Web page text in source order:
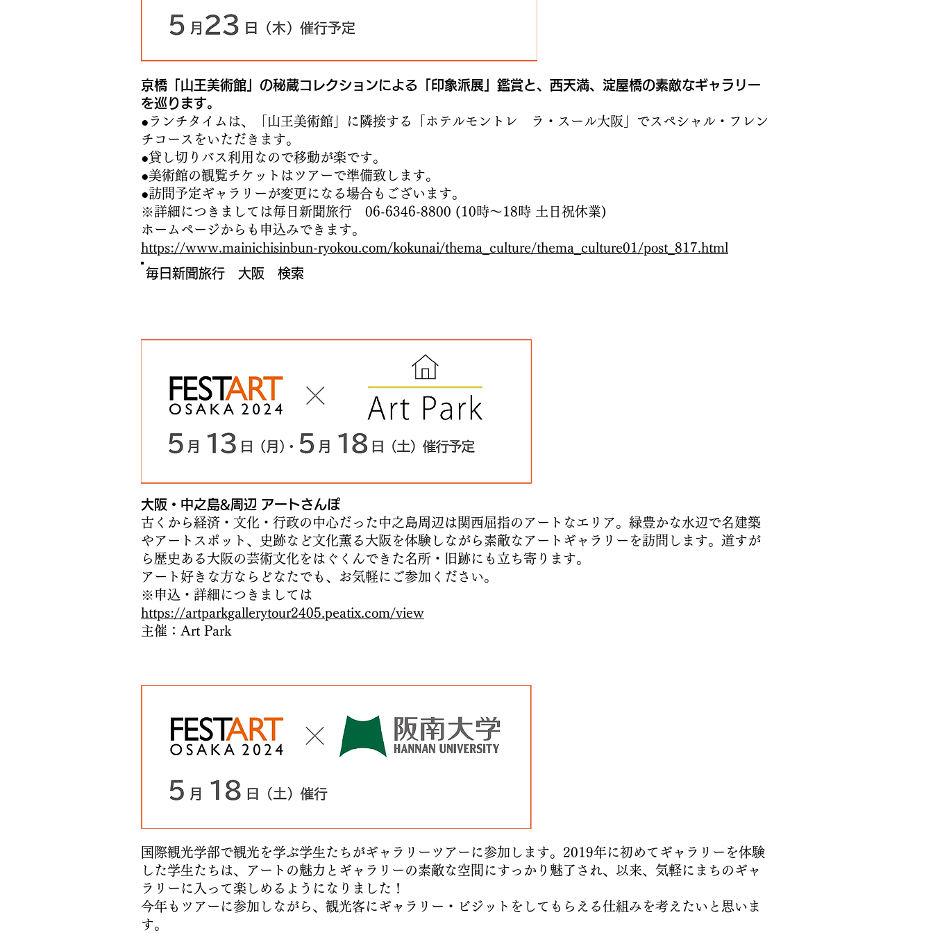
京橋「山王美術館」の秘蔵コレクションによる「印象派展」鑑賞と、西天満、淀屋橋の素敵なギャラリー
を巡ります。
●ランチタイムは、「山王美術館」に隣接する「ホテルモントレ ラ・スール大阪」でスペシャル・フレン
チコースをいただきます。
●貸し切りバス利用なので移動が楽です。
●美術館の観覧チケットはツアーで準備致します。
●訪問予定ギャラリーが変更になる場合もございます。
※詳細につきましては毎日新聞旅行 06-6346-8800 (10時～18時 土日祝休業)
ホームページからも申込みできます。
https://www.mainichisinbun-ryokou.com/kokunai/thema_culture/thema_culture01/post_817.html
毎日新聞旅行 大阪 検索
大阪・中之島&周辺 アートさんぽ
古くから経済・文化・行政の中心だった中之島周辺は関西屈指のアートなエリア。緑豊かな水辺で名建築
やアートスポット、史跡など文化薫る大阪を体験しながら素敵なアートギャラリーを訪問します。道すが
ら歴史ある大阪の芸術文化をはぐくんできた名所・旧跡にも立ち寄ります。
アート好きな方ならどなたでも、お気軽にご参加ください。
※申込・詳細につきましては
https://artparkgallerytour2405.peatix.com/view
主催：Art Park
国際観光学部で観光を学ぶ学生たちがギャラリーツアーに参加します。2019年に初めてギャラリーを体験
した学生たちは、アートの魅力とギャラリーの素敵な空間にすっかり魅了され、以来、気軽にまちのギャ
ラリーに入って楽しめるようになりました！
今年もツアーに参加しながら、観光客にギャラリー・ビジットをしてもらえる仕組みを考えたいと思いま
す。